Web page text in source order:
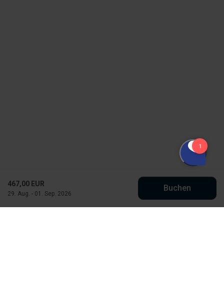
467,00 EUR
29. Aug. - 01. Sep. 2026
Buchen